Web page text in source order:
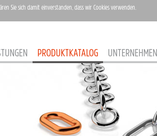
PRODUKTKATALOG UNTERNEHMEN
Sie sich damit einverstanden, dass wir Cookies verwenden.